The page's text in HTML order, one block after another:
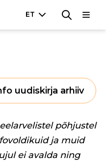
uudiskirja arhiiv
põhjustel
ja muid
ei avalda ning